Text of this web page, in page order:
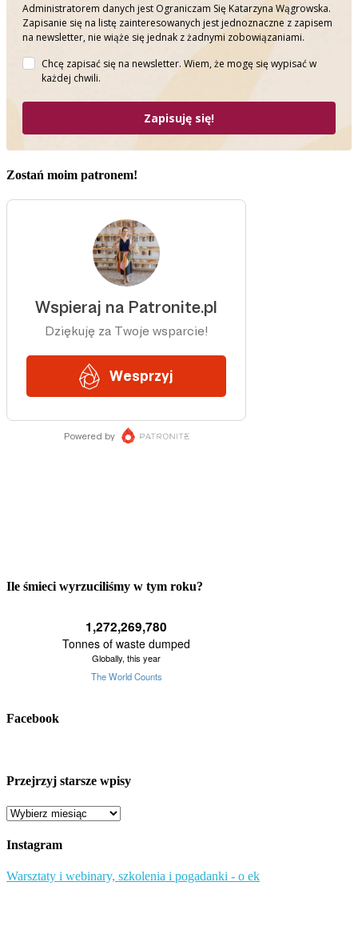
Administratorem danych jest Ograniczam Się Katarzyna Wągrowska.
Zapisanie się na listę zainteresowanych jest jednoznaczne z zapisem
na newsletter, nie wiąże się jednak z żadnymi zobowiązaniami.
Chcę zapisać się na newsletter. Wiem, że mogę się wypisać w
każdej chwili.
Zapisuję się!
Zostań moim patronem!
Ile śmieci wyrzuciliśmy w tym roku?
Facebook
Przejrzyj starsze wpisy
Przejrzyj
wpisy
Instagram
Warsztaty i webinary, szkolenia i pogadanki - o ek